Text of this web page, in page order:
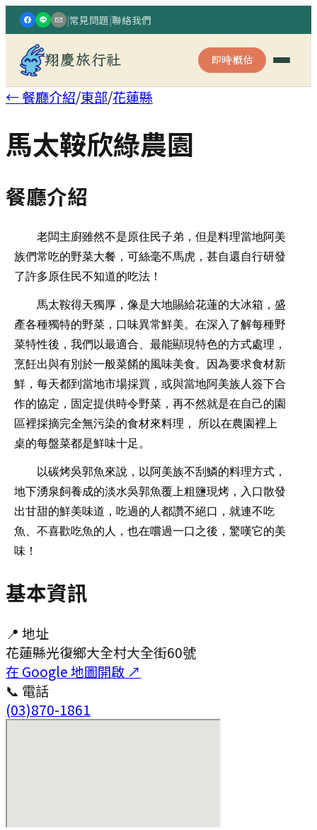
|常見問題|聯絡我們
翔慶旅行社 即時概估
← 餐廳介紹/東部/花蓮縣
馬太鞍欣綠農園
餐廳介紹
老闆主廚雖然不是原住民子弟，但是料理當地阿美
族們常吃的野菜大餐，可絲毫不馬虎，甚自還自行研發
了許多原住民不知道的吃法！
馬太鞍得天獨厚，像是大地賜給花蓮的大冰箱，盛
產各種獨特的野菜，口味異常鮮美。在深入了解每種野
菜特性後，我們以最適合、最能顯現特色的方式處理，
烹飪出與有別於一般菜餚的風味美食。因為要求食材新
鮮，每天都到當地市場採買，或與當地阿美族人簽下合
作的協定，固定提供時令野菜，再不然就是在自己的園
區裡採摘完全無污染的食材來料理， 所以在農園裡上
桌的每盤菜都是鮮味十足。
以碳烤吳郭魚來說，以阿美族不刮鱗的料理方式，
地下湧泉飼養成的淡水吳郭魚覆上粗鹽現烤，入口散發
出甘甜的鮮美味道，吃過的人都讚不絕口，就連不吃
魚、不喜歡吃魚的人，也在嚐過一口之後，驚嘆它的美
味！
基本資訊
📍 地址
花蓮縣光復鄉大全村大全街60號
在 Google 地圖開啟 ↗
📞 電話
(03)870-1861